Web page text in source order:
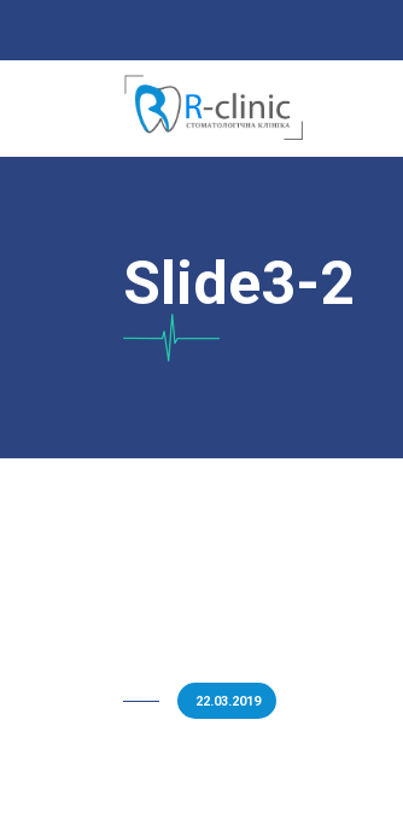
Slide3-2
22.03.2019